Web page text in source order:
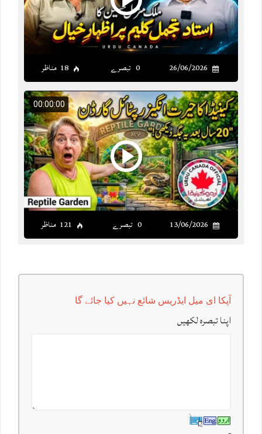
26/06/2026 0 تبصرے 18 مناظر
00:00:00
13/06/2026 0 تبصرے 121 مناظر
آپکا ای میل ایڈریس شائع نہیں کیا جائے گا
اپنا تبصرہ لکھیں